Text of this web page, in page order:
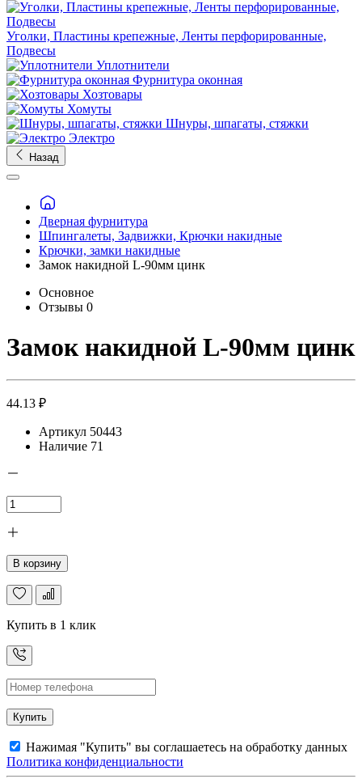
Уголки, Пластины крепежные, Ленты перфорированные,
Подвесы
Уплотнители
Фурнитура оконная
Хозтовары
Хомуты
Шнуры, шпагаты, стяжки
Электро
Назад
Дверная фурнитура
Шпингалеты, Задвижки, Крючки накидные
Крючки, замки накидные
Замок накидной L-90мм цинк
Основное
Отзывы 0
Замок накидной L-90мм цинк
44.13 ₽
Артикул 50443
Наличие 71
В корзину
Купить в 1 клик
Купить
Нажимая "Купить" вы соглашаетесь на обработку данных
Политика конфиденциальности